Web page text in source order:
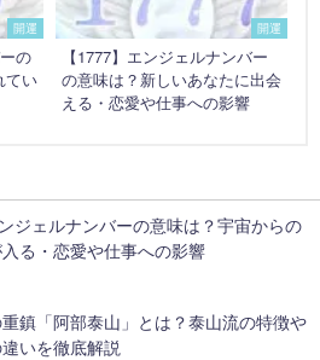
開運
の
てい
開運
【1777】エンジェルナンバー
の意味は？新しいあなたに出会
える・恋愛や仕事への影響
ジェルナンバーの意味は？宇宙からの
る・恋愛や仕事への影響
鎮「阿部泰山」とは？泰山流の特徴や
いを徹底解説